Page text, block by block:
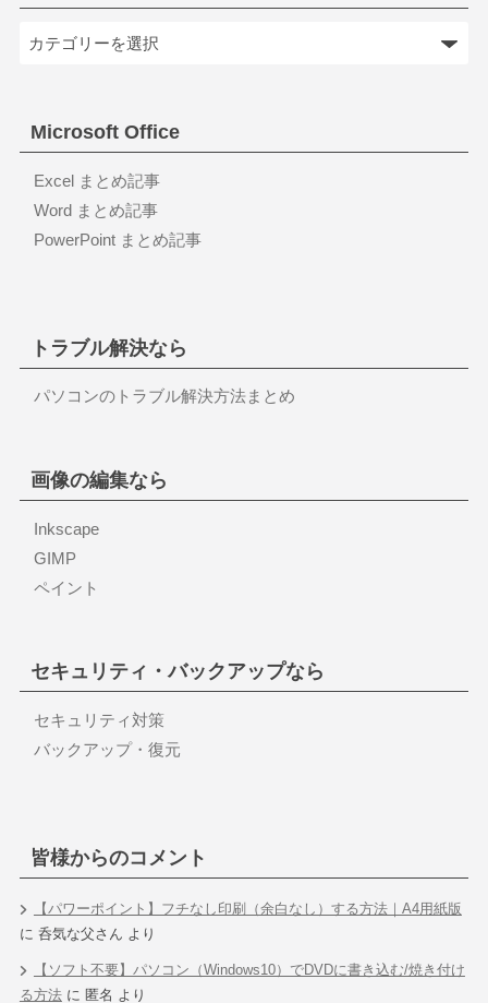
Microsoft Office
Excel まとめ記事
Word まとめ記事
PowerPoint まとめ記事
トラブル解決なら
パソコンのトラブル解決方法まとめ
画像の編集なら
Inkscape
GIMP
ペイント
セキュリティ・バックアップなら
セキュリティ対策
バックアップ・復元
皆様からのコメント
【パワーポイント】フチなし印刷（余白なし）する方法｜A4用紙版
に 呑気な父さん より
【ソフト不要】パソコン（Windows10）でDVDに書き込む/焼き付け
る方法に 匿名 より